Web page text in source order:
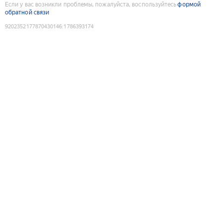
Если у вас возникли проблемы, пожалуйста, воспользуйтесьформой
обратной связи
9202352177870430146:1786393174